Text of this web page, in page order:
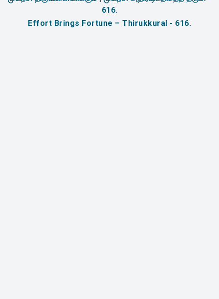
616.
Effort Brings Fortune – Thirukkural - 616.